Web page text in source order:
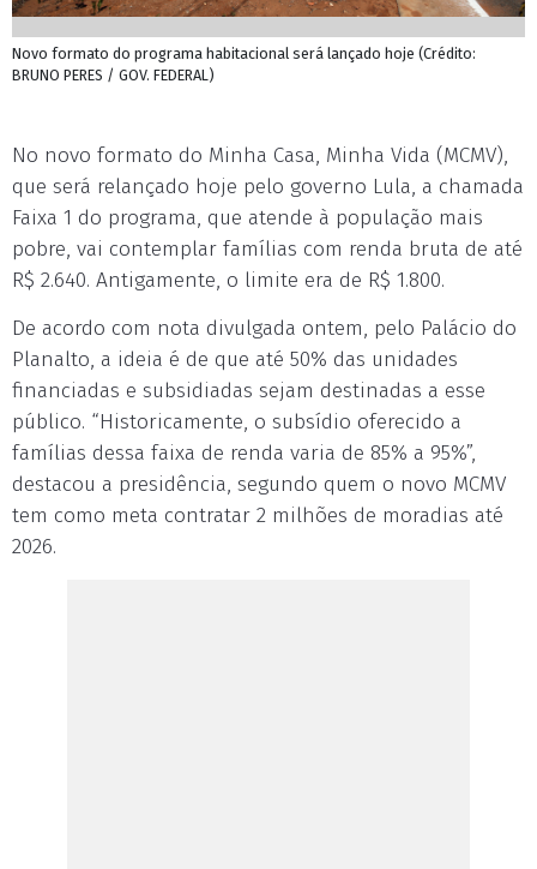
Novo formato do programa habitacional será lançado hoje (Crédito:
BRUNO PERES / GOV. FEDERAL)
No novo formato do Minha Casa, Minha Vida (MCMV),
que será relançado hoje pelo governo Lula, a chamada
Faixa 1 do programa, que atende à população mais
pobre, vai contemplar famílias com renda bruta de até
R$ 2.640. Antigamente, o limite era de R$ 1.800.
De acordo com nota divulgada ontem, pelo Palácio do
Planalto, a ideia é de que até 50% das unidades
financiadas e subsidiadas sejam destinadas a esse
público. “Historicamente, o subsídio oferecido a
famílias dessa faixa de renda varia de 85% a 95%”,
destacou a presidência, segundo quem o novo MCMV
tem como meta contratar 2 milhões de moradias até
2026.